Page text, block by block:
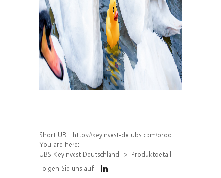
Short URL: https://keyinvest-de.ubs.com/produkt/detail/index/isin/DE000WA7BQS2
You are here:
UBS KeyInvest Deutschland
Produktdetail
Folgen Sie uns auf